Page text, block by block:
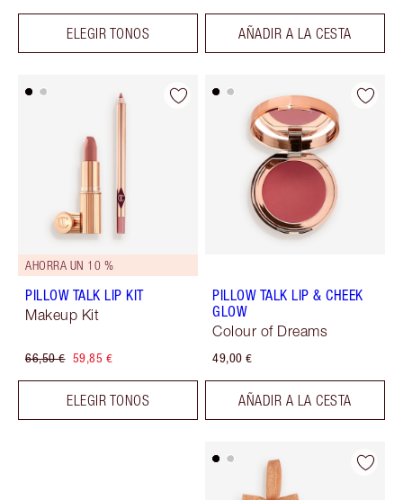
ELEGIR TONOS AÑADIR A LA CESTA
AHORRA UN 10 %
PILLOW TALK LIP KIT
Makeup Kit
66,50 € 59,85 €
ELEGIR TONOS
PILLOW TALK LIP & CHEEK
GLOW
Colour of Dreams
49,00 €
AÑADIR A LA CESTA